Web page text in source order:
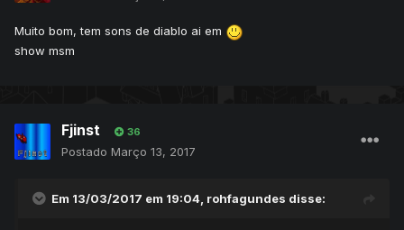
Muito bom, tem sons de diablo ai em
show msm
Fjinst 36
Postado Março 13, 2017
Em 13/03/2017 em 19:04, rohfagundes disse: